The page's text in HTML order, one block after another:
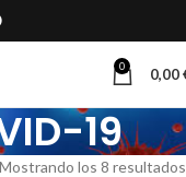
0 0,00
19
Mostrando los 8 resultados